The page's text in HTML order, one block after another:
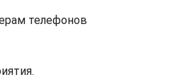
телефонов